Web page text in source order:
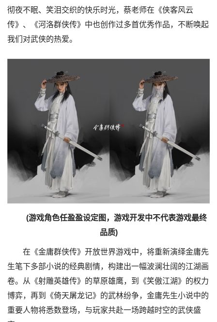
彻夜不眠、笑泪交织的快乐时光，蔡老师在《侠客风云
传》、《河洛群侠传》中也创作过多首优秀作品，不断唤起
我们对武侠的热爱。
(游戏角色任盈盈设定图，游戏开发中不代表游戏最终
品质)
在《金庸群侠传》开放世界游戏中，将重新演绎金庸先
生笔下多部小说的经典剧情，构建出一幅波澜壮阔的江湖画
卷。从《射雕英雄传》的草原雄鹰，到《笑傲江湖》的权力
博弈，再到《倚天屠龙记》的武林纷争，金庸先生小说中的
重要人物将悉数登场，与玩家共赴一场跨越时空的武侠盛